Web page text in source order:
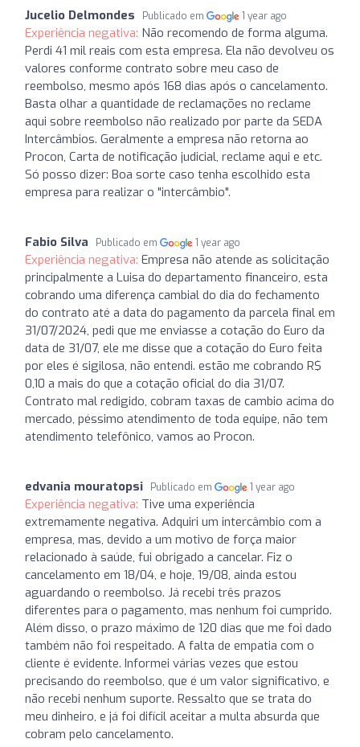
Jucelio Delmondes Publicado em 1 year ago
Experiência negativa: Não recomendo de forma alguma.
Perdi 41 mil reais com esta empresa. Ela não devolveu os
valores conforme contrato sobre meu caso de
reembolso, mesmo após 168 dias após o cancelamento.
Basta olhar a quantidade de reclamações no reclame
aqui sobre reembolso não realizado por parte da SEDA
Intercâmbios. Geralmente a empresa não retorna ao
Procon, Carta de notificação judicial, reclame aqui e etc.
Só posso dizer: Boa sorte caso tenha escolhido esta
empresa para realizar o "intercâmbio".
Fabio Silva Publicado em 1 year ago
Experiência negativa: Empresa não atende as solicitação
principalmente a Luisa do departamento financeiro, esta
cobrando uma diferença cambial do dia do fechamento
do contrato até a data do pagamento da parcela final em
31/07/2024, pedi que me enviasse a cotação do Euro da
data de 31/07, ele me disse que a cotação do Euro feita
por eles é sigilosa, não entendi. estão me cobrando R$
0,10 a mais do que a cotação oficial do dia 31/07.
Contrato mal redigido, cobram taxas de cambio acima do
mercado, péssimo atendimento de toda equipe, não tem
atendimento telefônico, vamos ao Procon.
edvania mouratopsi Publicado em 1 year ago
Experiência negativa: Tive uma experiência
extremamente negativa. Adquiri um intercâmbio com a
empresa, mas, devido a um motivo de força maior
relacionado à saúde, fui obrigado a cancelar. Fiz o
cancelamento em 18/04, e hoje, 19/08, ainda estou
aguardando o reembolso. Já recebi três prazos
diferentes para o pagamento, mas nenhum foi cumprido.
Além disso, o prazo máximo de 120 dias que me foi dado
também não foi respeitado. A falta de empatia com o
cliente é evidente. Informei várias vezes que estou
precisando do reembolso, que é um valor significativo, e
não recebi nenhum suporte. Ressalto que se trata do
meu dinheiro, e já foi difícil aceitar a multa absurda que
cobram pelo cancelamento.